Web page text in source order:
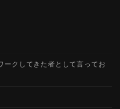
クしてきた者として言ってお